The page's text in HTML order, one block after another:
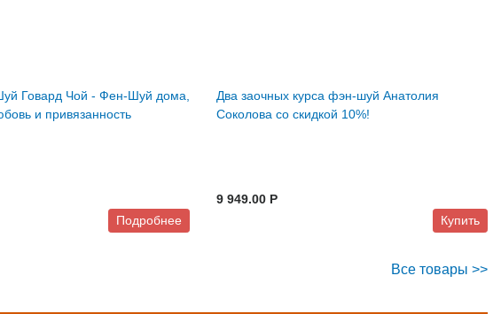
Говард Чой - Фен-Шуй дома,
и привязанность
Подробнее
Два заочных курса фэн-шуй Анатолия
Соколова со скидкой 10%!
9 949.00 P
Купить
Все товары >>